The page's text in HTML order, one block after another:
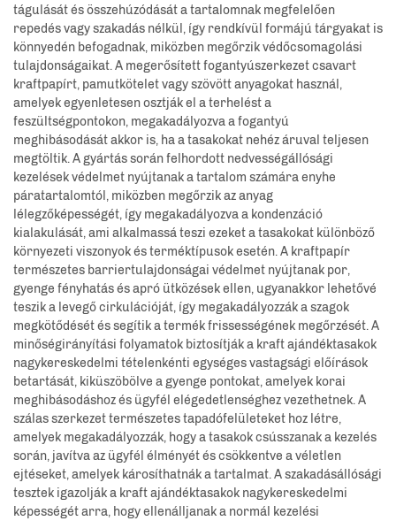
tágulását és összehúzódását a tartalomnak megfelelően
repedés vagy szakadás nélkül, így rendkívül formájú tárgyakat is
könnyedén befogadnak, miközben megőrzik védőcsomagolási
tulajdonságaikat. A megerősített fogantyúszerkezet csavart
kraftpapírt, pamutkötelet vagy szövött anyagokat használ,
amelyek egyenletesen osztják el a terhelést a
feszültségpontokon, megakadályozva a fogantyú
meghibásodását akkor is, ha a tasakokat nehéz áruval teljesen
megtöltik. A gyártás során felhordott nedvességállósági
kezelések védelmet nyújtanak a tartalom számára enyhe
páratartalomtól, miközben megőrzik az anyag
lélegzőképességét, így megakadályozva a kondenzáció
kialakulását, ami alkalmassá teszi ezeket a tasakokat különböző
környezeti viszonyok és terméktípusok esetén. A kraftpapír
természetes barriertulajdonságai védelmet nyújtanak por,
gyenge fényhatás és apró ütközések ellen, ugyanakkor lehetővé
teszik a levegő cirkulációját, így megakadályozzák a szagok
megkötődését és segítik a termék frissességének megőrzését. A
minőségirányítási folyamatok biztosítják a kraft ajándéktasakok
nagykereskedelmi tételenkénti egységes vastagsági előírások
betartását, kiküszöbölve a gyenge pontokat, amelyek korai
meghibásodáshoz és ügyfél elégedetlenséghez vezethetnek. A
szálas szerkezet természetes tapadófelületeket hoz létre,
amelyek megakadályozzák, hogy a tasakok csússzanak a kezelés
során, javítva az ügyfél élményét és csökkentve a véletlen
ejtéseket, amelyek károsíthatnák a tartalmat. A szakadásállósági
tesztek igazolják a kraft ajándéktasakok nagykereskedelmi
képességét arra, hogy ellenálljanak a normál kezelési